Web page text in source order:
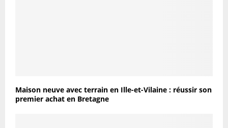
Maison neuve avec terrain en Ille-et-Vilaine : réussir son
premier achat en Bretagne